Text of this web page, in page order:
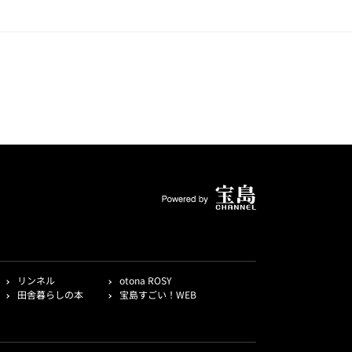
リンネル
otona ROSY
田舎暮らしの本
宝島すごい！WEB